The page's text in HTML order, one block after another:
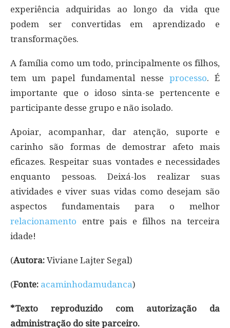
experiência adquiridas ao longo da vida que
podem ser convertidas em aprendizado e
transformações.
A família como um todo, principalmente os filhos,
tem um papel fundamental nesse processo. É
importante que o idoso sinta-se pertencente e
participante desse grupo e não isolado.
Apoiar, acompanhar, dar atenção, suporte e
carinho são formas de demostrar afeto mais
eficazes. Respeitar suas vontades e necessidades
enquanto pessoas. Deixá-los realizar suas
atividades e viver suas vidas como desejam são
aspectos fundamentais para o melhor
relacionamento entre pais e filhos na terceira
idade!
(Autora: Viviane Lajter Segal)
(Fonte: acaminhodamudanca)
*Texto reproduzido com autorização da
administração do site parceiro.